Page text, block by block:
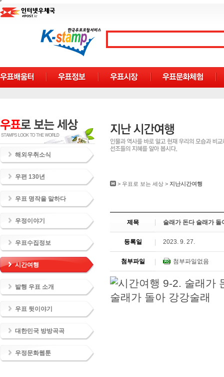
해외우취소식
우편 130년
우표 명작을 말하다
우정이야기
우표수집정보
시간여행
발행 우표 소개
우표 뒷이야기
대한민국 방방곡곡
우정문화웹툰
> 우표로 보는 세상 > 지난시간여행
제목 술래가 돈다 술래가 돌
등록일 2023. 9. 27.
첨부파일 첨부파일없음